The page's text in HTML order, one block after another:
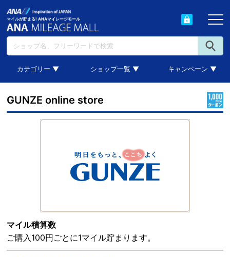
マイルが貯まる! ANAマイレージモール
カテゴリー ▼ ショップ一覧 ▼ キャンペーン ▼
GUNZE online store
マイル積算数
ご購入100円ごとに1マイル貯まります。